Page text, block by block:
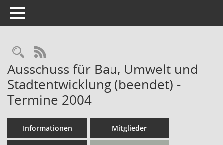
Toggle navigation
Rechercheauswahl
RSS-Feed
Ausschuss für Bau, Umwelt und
Stadtentwicklung (beendet) -
Termine 2004
Informationen Mitglieder